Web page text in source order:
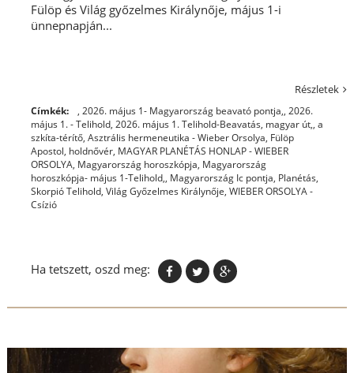
Fülöp és Világ győzelmes Királynője, május 1-i
ünnepnapján...
Részletek
Címkék: , 2026. május 1- Magyarország beavató pontja,, 2026.
május 1. - Telihold, 2026. május 1. Telihold-Beavatás, magyar út,, a
szkíta-térítő, Asztrális hermeneutika - Wieber Orsolya, Fülöp
Apostol, holdnővér, MAGYAR PLANÉTÁS HONLAP - WIEBER
ORSOLYA, Magyarország horoszkópja, Magyarország
horoszkópja- május 1-Telihold,, Magyarország Ic pontja, Planétás,
Skorpió Telihold, Világ Győzelmes Királynője, WIEBER ORSOLYA -
Csízió
Ha tetszett, oszd meg: